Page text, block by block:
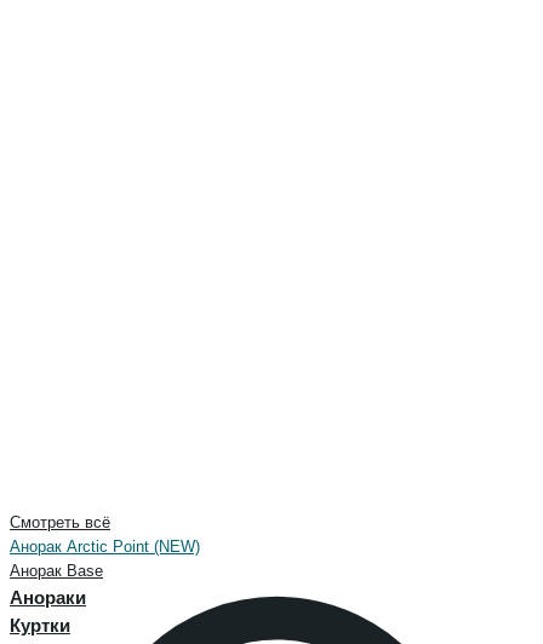
Смотреть всё
Анорак Arctic Point (NEW)
Анорак Base
Анораки
Куртки